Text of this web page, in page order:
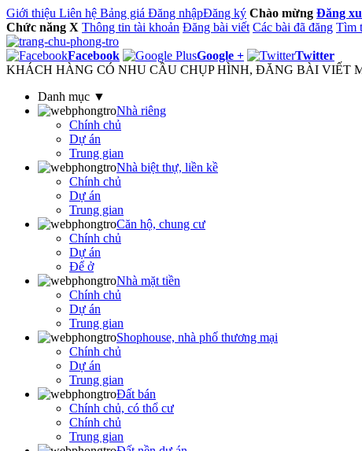
Giới thiệu Liên hệ Bảng giá Đăng nhậpĐăng ký Chào mừng Đăng
Chức năng X Thông tin tài khoản Đăng bài viết Các bài đã đăng Tìm
Facebook Google +
Twitter
KHÁCH HÀNG CÓ NHU CẦU CHỤP HÌNH, ĐĂNG BÀI VIẾT
Danh mục ▼
Nhà riêng
Chính chủ
Dự án
Trung gian
Nhà biệt thự, liền kề
Chính chủ
Dự án
Trung gian
Căn hộ, chung cư
Chính chủ
Dự án
Để ở
Nhà mặt tiền
Chính chủ
Dự án
Trung gian
Shophouse, nhà phố thương mại
Chính chủ
Dự án
Trung gian
Đất bán
Chính chủ, có thổ cư
Chính chủ
Trung gian